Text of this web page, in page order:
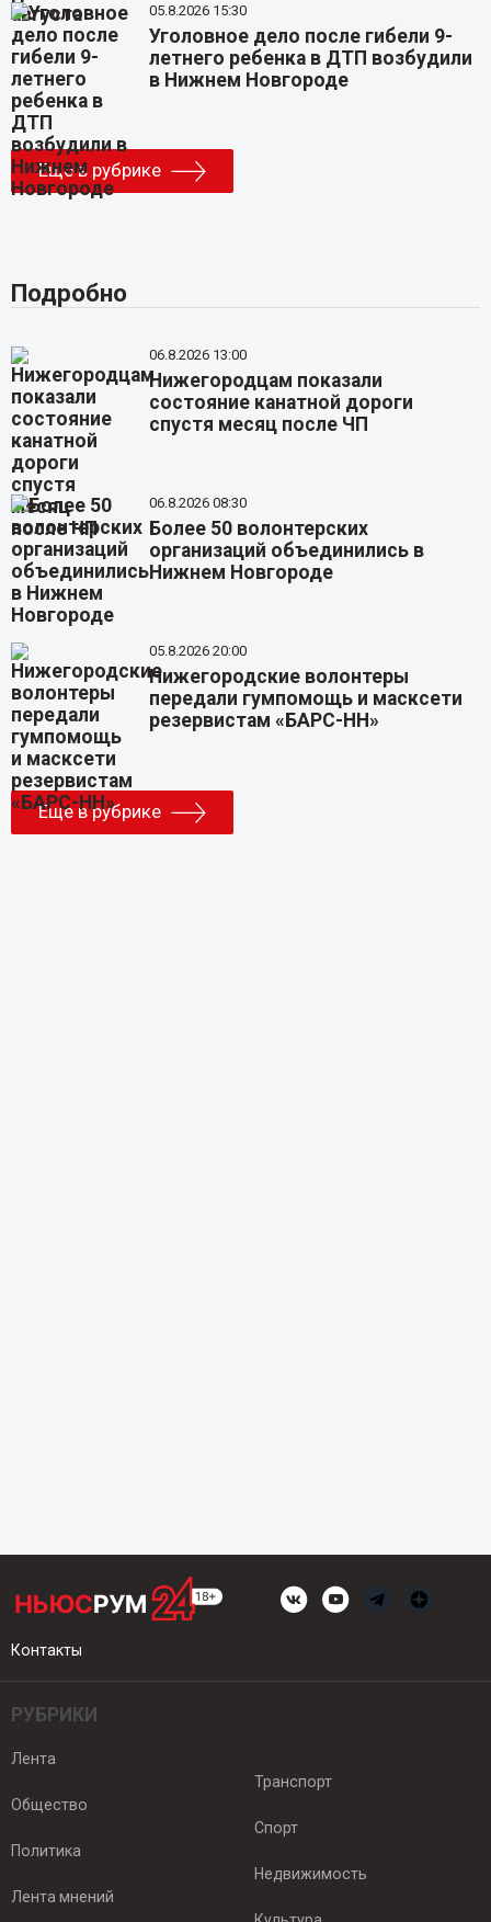
05.8.2026 15:30
Уголовное дело после гибели 9-
летнего ребенка в ДТП возбудили
в Нижнем Новгороде
Еще в рубрике
Подробно
06.8.2026 13:00
Нижегородцам показали
состояние канатной дороги
спустя месяц после ЧП
06.8.2026 08:30
Более 50 волонтерских
организаций объединились в
Нижнем Новгороде
05.8.2026 20:00
Нижегородские волонтеры
передали гумпомощь и масксети
резервистам «БАРС-НН»
Еще в рубрике
Контакты
РУБРИКИ
Лента
Общество
Политика
Лента мнений
Транспорт
Спорт
Недвижимость